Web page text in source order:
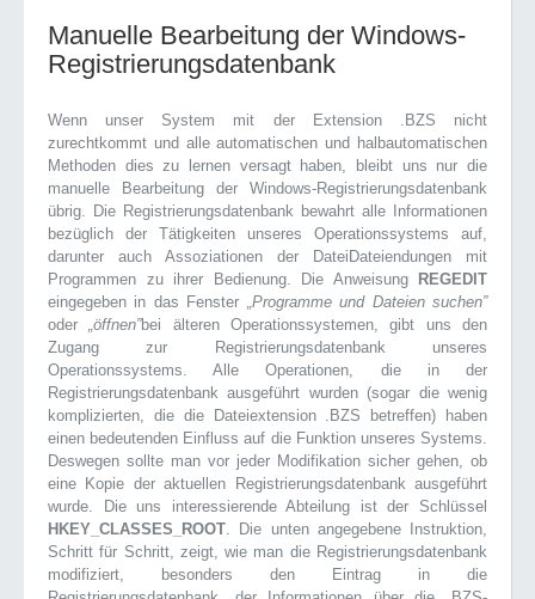
Manuelle Bearbeitung der Windows-
Registrierungsdatenbank
Wenn unser System mit der Extension .BZS nicht
zurechtkommt und alle automatischen und halbautomatischen
Methoden dies zu lernen versagt haben, bleibt uns nur die
manuelle Bearbeitung der Windows-Registrierungsdatenbank
übrig. Die Registrierungsdatenbank bewahrt alle Informationen
bezüglich der Tätigkeiten unseres Operationssystems auf,
darunter auch Assoziationen der DateiDateiendungen mit
Programmen zu ihrer Bedienung. Die Anweisung
REGEDIT
eingegeben in das Fenster „Programme und Dateien suchen”
oder„öffnen”bei älteren Operationssystemen, gibt uns den
Zugang zur Registrierungsdatenbank unseres
Operationssystems. Alle Operationen, die in der
Registrierungsdatenbank ausgeführt wurden (sogar die wenig
komplizierten, die die Dateiextension .BZS betreffen) haben
einen bedeutenden Einfluss auf die Funktion unseres Systems.
Deswegen sollte man vor jeder Modifikation sicher gehen, ob
eine Kopie der aktuellen Registrierungsdatenbank ausgeführt
wurde. Die uns interessierende Abteilung ist der Schlüssel
HKEY_CLASSES_ROOT. Die unten angegebene Instruktion,
Schritt für Schritt, zeigt, wie man die Registrierungsdatenbank
modifiziert, besonders den Eintrag in die